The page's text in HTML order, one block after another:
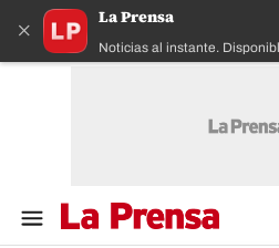
×
La Prensa
Noticias al instante.